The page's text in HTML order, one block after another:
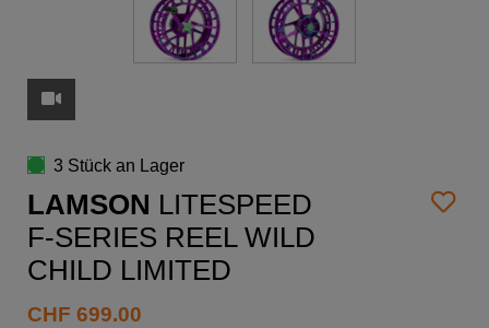
3 Stück an Lager
LAMSON LITESPEED
F-SERIES REEL WILD
CHILD LIMITED
CHF 699.00